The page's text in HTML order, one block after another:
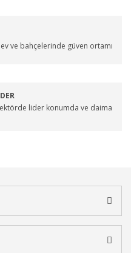
ve bahçelerinde güven ortamı
lider konumda ve daima